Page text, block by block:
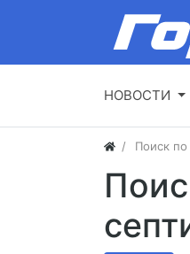
НОВОСТИ
Поиск по